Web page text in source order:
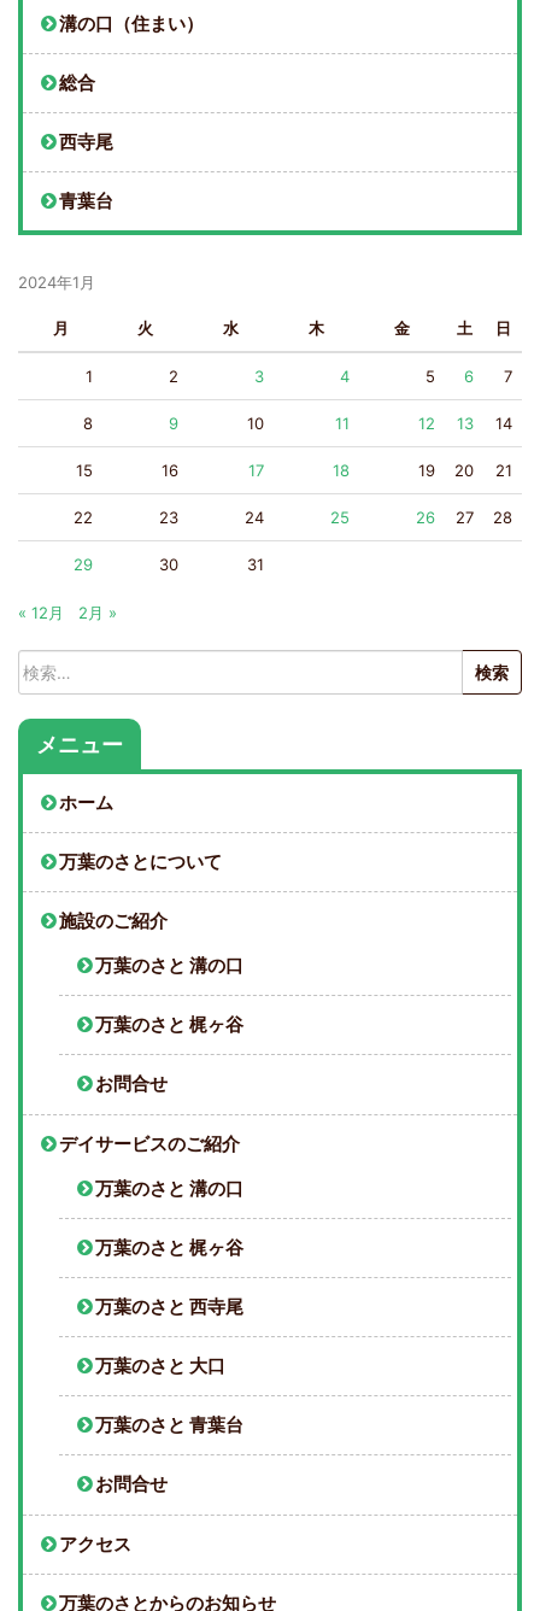
溝の口（住まい）
総合
西寺尾
青葉台
2024年1月
月 火 水 木 金 土 日
1 2 3 4 5 6 7
8 9 10 11 12 13 14
15 16 17 18 19 20 21
22 23 24 25 26 27 28
29 30 31
« 12月 2月 »
検
索:
メニュー
ホーム
万葉のさとについて
施設のご紹介
万葉のさと 溝の口
万葉のさと 梶ヶ谷
お問合せ
デイサービスのご紹介
万葉のさと 溝の口
万葉のさと 梶ヶ谷
万葉のさと 西寺尾
万葉のさと 大口
万葉のさと 青葉台
お問合せ
アクセス
万葉のさとからのお知らせ